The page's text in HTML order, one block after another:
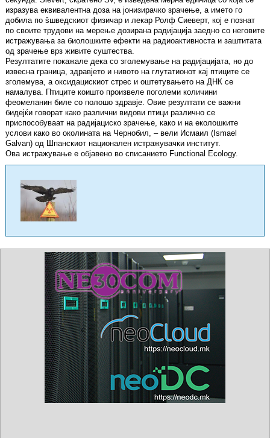
изразува еквивалентна доза на јонизирачко зрачење, а името го
добила по šшведскиот физичар и лекар Ролф Сиеверт, кој е познат
по своите трудови на мерење дозирана радијација заедно со неговите
истражувања за биолошките ефекти на радиоактивноста и заштитата
од зрачење врз живите суштества.
Резултатите покажале дека со зголемување на радијацијата, но до
извесна граница, здравјето и нивото на глутатионот кај птиците се
зголемува, а оксидацискиот стрес и оштетувањето на ДНК се
намалува. Птиците коишто произвеле поголеми количини
феомеланин биле со полошо здравје. Овие резултати се важни
бидејќи говорат како различни видови птици различно се
приспособуваат на радијациско зрачење, како и на еколошките
услови како во околината на Чернобил, – вели Исмаил (Ismael
Galvan) од Шпанскиот национален истражувачки институт.
Ова истражување е објавено во списанието Functional Ecology.